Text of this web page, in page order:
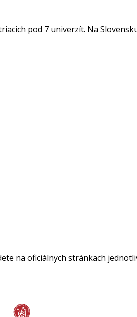
pod 7 univerzít. Na
na oficiálnych stránkach